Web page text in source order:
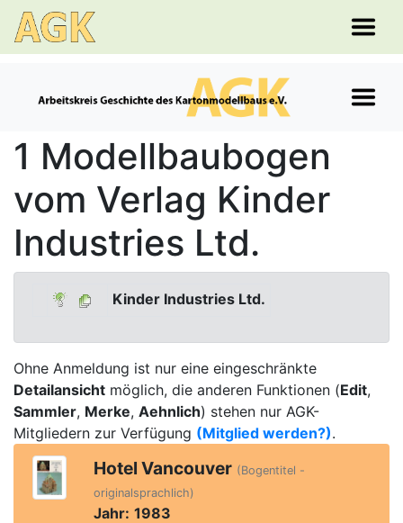
1 Modellbaubogen
vom Verlag Kinder
Industries Ltd.
Kinder Industries Ltd.
Ohne Anmeldung ist nur eine eingeschränkte
Detailansicht möglich, die anderen Funktionen (Edit,
Sammler, Merke, Aehnlich) stehen nur AGK-
Mitgliedern zur Verfügung (Mitglied werden?).
Hotel Vancouver (Bogentitel -
originalsprachlich)
Jahr: 1983